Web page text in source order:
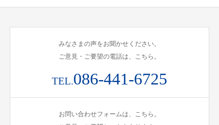
みなさまの声をお聞かせください。
ご意見・ご要望の電話は、こちら。
TEL.086-441-6725
お問い合わせフォームは、こちら。